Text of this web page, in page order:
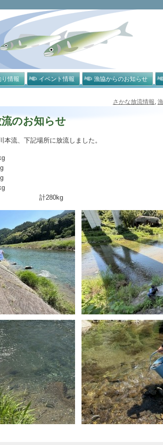
り情報 イベント情報 漁協からのお知らせ
さかな放流情報,
のお知らせ
流、下記場所に放流しました。